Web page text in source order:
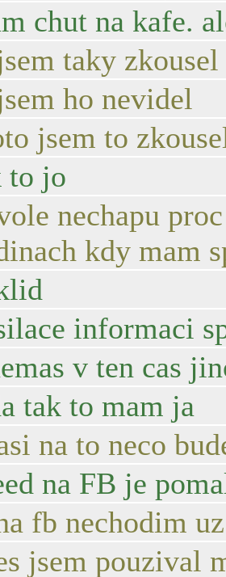
chut na kafe.
taky zkousel
ho nevidel
jsem to
to jo
nechapu
kdy mam
informaci
v ten cas
tak to mam ja
na to neco
na FB je
fb nechodim uz
jsem pouzival